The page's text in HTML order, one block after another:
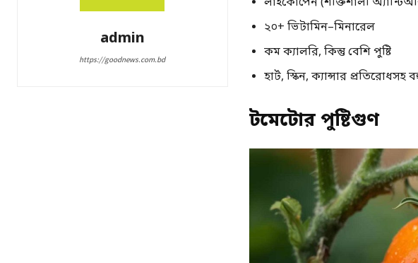
admin
https://goodnews.com.bd
২০+ ভিটামিন–মিনারেল
কম ক্যালরি, কিন্তু বেশি পুষ্টি
হার্ট, স্কিন, ক্যান্সার প্রতিরোধসহ
টমেটোর পুষ্টিগুণ